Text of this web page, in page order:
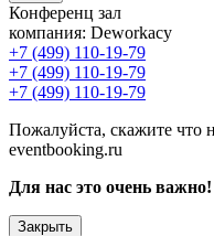
Конференц зал
компания: Deworkacy
+7 (499) 110-19-79
+7 (499) 110-19-79
+7 (499) 110-19-79
Пожалуйста, скажите что
eventbooking.ru
Для нас это очень
Закрыть